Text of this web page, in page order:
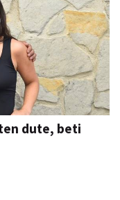
dute, beti